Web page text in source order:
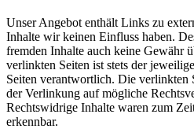
Unser Angebot enthält Links zu
Inhalte wir keinen Einfluss haben.
fremden Inhalte auch keine Gewähr
verlinkten Seiten ist stets der
Seiten verantwortlich. Die verlinkten
der Verlinkung auf mögliche
Rechtswidrige Inhalte waren zum
erkennbar.